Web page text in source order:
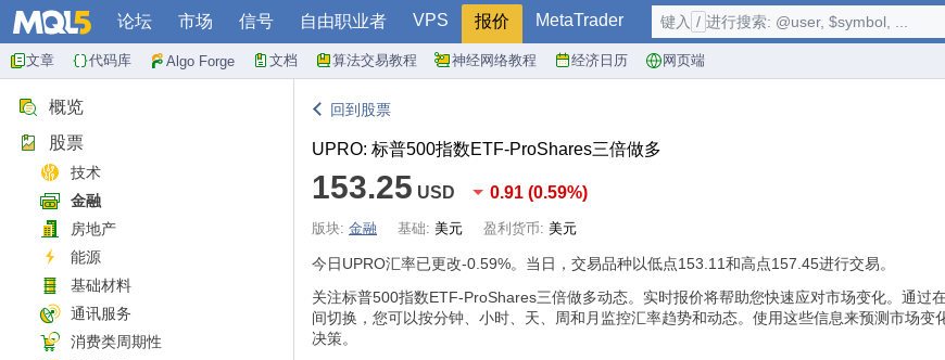
论坛 市场 信号 自由职业者 VPS 报价 MetaTrader
文章 代码库 Algo Forge 文档 算法交易教程 神经网络教程 经济日历 网页端
键入 / 进行搜索: @user, $symbol, ...
概览
股票
技术
金融
房地产
能源
基础材料
通讯服务
消费类周期性
回到股票
UPRO: 标普500指数ETF-ProShares三倍做多
153.25 USD 0.91 (0.59%)
版块: 金融 基础: 美元 盈利货币: 美元
今日UPRO汇率已更改-0.59%。当日，交易品种以低点153.11和高点157.45进行交易。
关注标普500指数ETF-ProShares三倍做多动态。实时报价将帮助您快速应对市场变化。通过
间切换，您可以按分钟、小时、天、周和月监控汇率趋势和动态。使用这些信息来预测市场变
决策。